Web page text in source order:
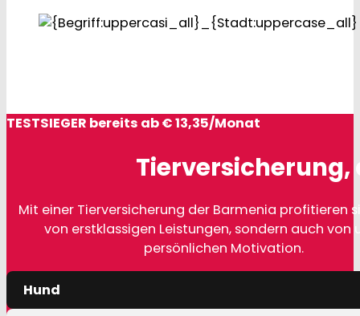
TESTSIEGER bereits ab € 13,35/Monat
Tierversicherung,
Mit einer Tierversicherung der Barmenia profitieren
von erstklassigen Leistungen, sondern auch von
persönlichen Motivation.
Hund